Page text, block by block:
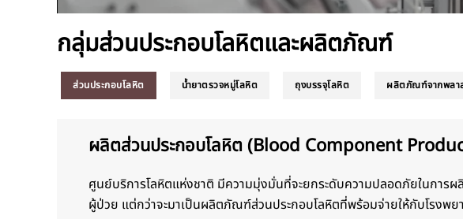
กลุ่มส่วนประกอบโลหิตและผลิตภัณฑ์
ส่วนประกอบโลหิต น้ำยาตรวจหมู่โลหิต ถุงบรรจุโลหิต ผลิตภัณฑ์จากพลา
ผลิตส่วนประกอบโลหิต (Blood Component
ศูนย์บริการโลหิตแห่งชาติ มีความมุ่งมั่นที่จะยกระดับความปลอดภัยในการ
ผู้ป่วย แต่กว่าจะมาเป็นผลิตภัณฑ์ส่วนประกอบโลหิตที่พร้อมจ่ายให้กับโรง